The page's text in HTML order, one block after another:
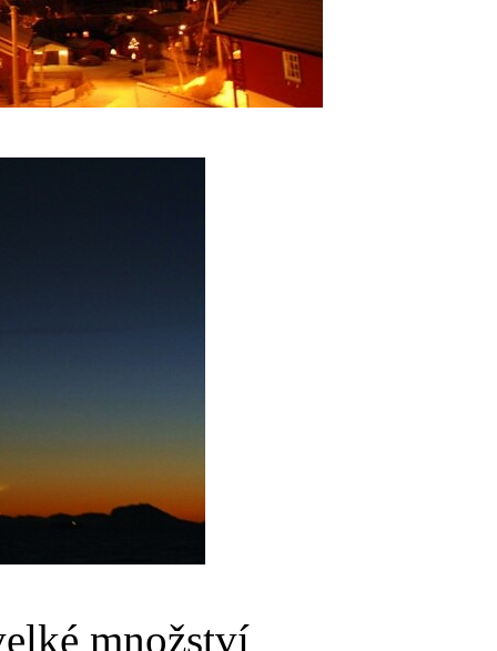
množství